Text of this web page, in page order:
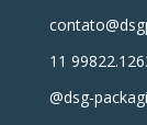
11
@dsg-